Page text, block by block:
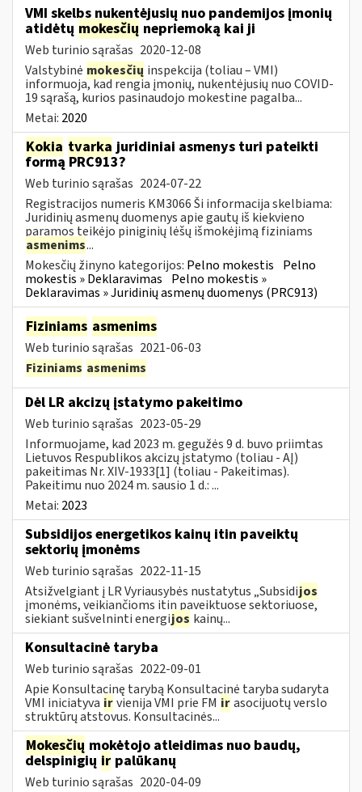
VMI skelbs nukentėjusių nuo pandemijos įmonių
atidėtų mokesčių nepriemoką kai ji
Web turinio sąrašas 2020-12-08
Valstybinė mokesčių inspekcija (toliau – VMI)
informuoja, kad rengia įmonių, nukentėjusių nuo COVID-
19 sąrašą, kurios pasinaudojo mokestine pagalba...
Metai: 2020
Kokia tvarka juridiniai asmenys turi pateikti
formą PRC913?
Web turinio sąrašas 2024-07-22
Registracijos numeris KM3066 Ši informacija skelbiama:
Juridinių asmenų duomenys apie gautų iš kiekvieno
paramos teikėjo piniginių lėšų išmokėjimą fiziniams
asmenims...
Mokesčių žinyno kategorijos: Pelno mokestis Pelno
mokestis » Deklaravimas Pelno mokestis »
Deklaravimas » Juridinių asmenų duomenys (PRC913)
Fiziniams asmenims
Web turinio sąrašas 2021-06-03
Fiziniams asmenims
Dėl LR akcizų įstatymo pakeitimo
Web turinio sąrašas 2023-05-29
Informuojame, kad 2023 m. gegužės 9 d. buvo priimtas
Lietuvos Respublikos akcizų įstatymo (toliau - AĮ)
pakeitimas Nr. XIV-1933[1] (toliau - Pakeitimas).
Pakeitimu nuo 2024 m. sausio 1 d.: ...
Metai: 2023
Subsidijos energetikos kainų itin paveiktų
sektorių įmonėms
Web turinio sąrašas 2022-11-15
Atsižvelgiant į LR Vyriausybės nustatytus „Subsidijos
įmonėms, veikiančioms itin paveiktuose sektoriuose,
siekiant sušvelninti energijos kainų...
Konsultacinė taryba
Web turinio sąrašas 2022-09-01
Apie Konsultacinę tarybą Konsultacinė taryba sudaryta
VMI iniciatyva irvienija VMI prie FM irasocijuotų verslo
struktūrų atstovus. Konsultacinės...
Mokesčių mokėtojo atleidimas nuo baudų,
delspinigių ir palūkanų
Web turinio sąrašas 2020-04-09